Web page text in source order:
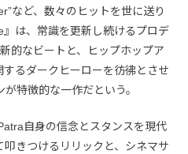
など、数々のヒットを世に送り
は、常識を更新し続けるプロデ
的なビートと、ヒップホップア
るダークヒーローを彷彿とさせ
特徴的な一作だという。
自身の信念とスタンスを現代
きつけるリリックと、シネマサ